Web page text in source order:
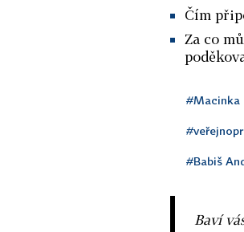
Čím
Za co
#Macinka
#Babiš
Baví